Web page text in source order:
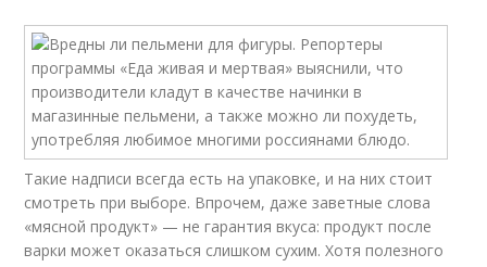
Такие надписи всегда есть на упаковке, и на них стоит
смотреть при выборе. Впрочем, даже заветные слова
«мясной продукт» — не гарантия вкуса: продукт после
варки может оказаться слишком сухим. Хотя полезного